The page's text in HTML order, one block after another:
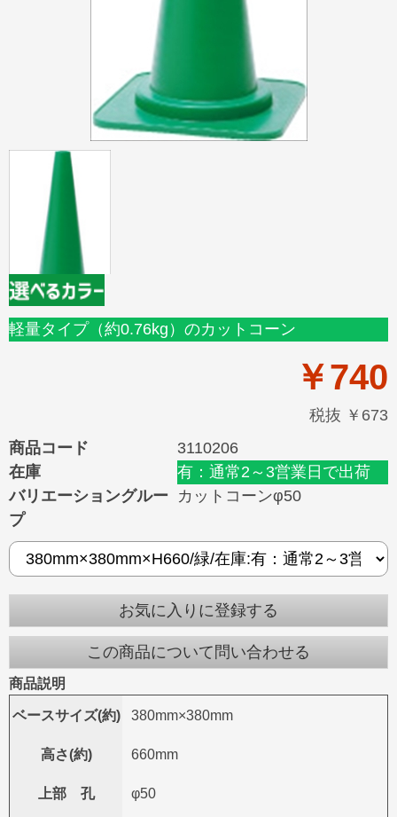
軽量タイプ（約0.76kg）のカットコーン
￥740
税抜 ￥673
商品コード
3110206
在庫
有：通常2～3営業日で出荷
バリエーショングルー
プ
カットコーンφ50
お気に入りに登録する
この商品について問い合わせる
商品説明
ベースサイズ(約) 380mm×380mm
高さ(約) 660mm
上部 孔 φ50